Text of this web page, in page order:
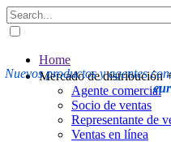
Nuevos productos y agentes
Home
Mercado de distribución
Agente comercial
Socio de ventas
Representante de
Ventas en línea